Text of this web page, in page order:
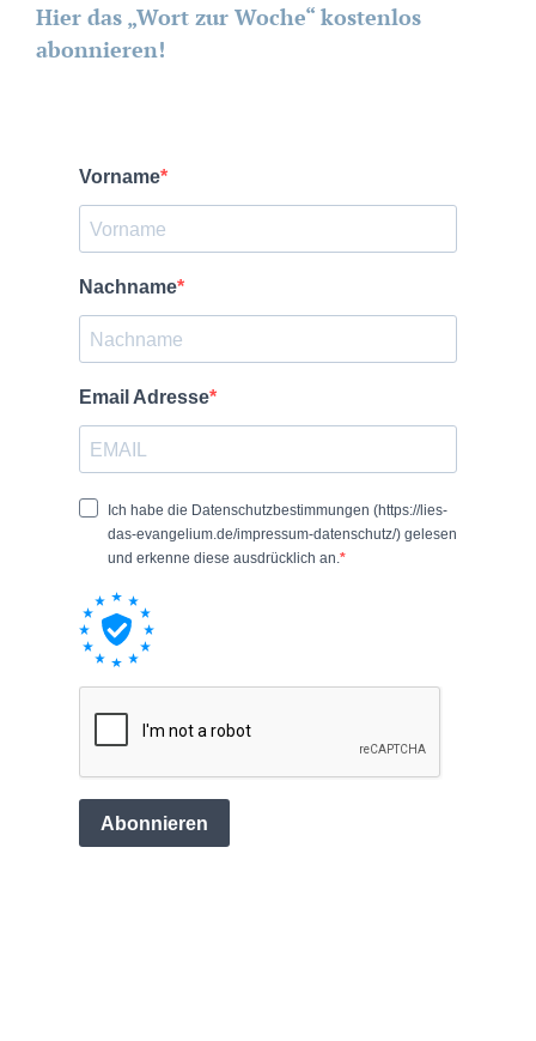
Hier das „Wort zur Woche“ kostenlos
abonnieren!